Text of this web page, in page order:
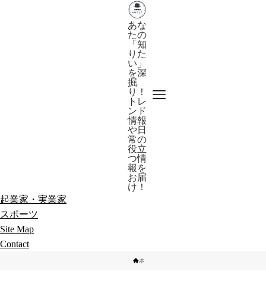
あな
たの
「知
りた
い」
を深
掘
り！
トレ
ンド
情報
や日
常の
役立
つ情
報を
お届
け！
起業家・実業家
スポーツ
Site Map
Contact
ホーム